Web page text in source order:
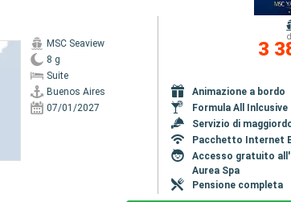
MSC Seaview
8 g
Suite
Buenos Aires
07/01/2027
3
Animazione a bordo
Formula All Inlcusive
Servizio di
Pacchetto Internet
Accesso gratuito
Aurea Spa
Pensione completa